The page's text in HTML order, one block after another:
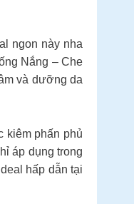
ngon này nha
Nắng – Che
và dưỡng da
kiêm phấn phủ
áp dụng trong
hấp dẫn tại